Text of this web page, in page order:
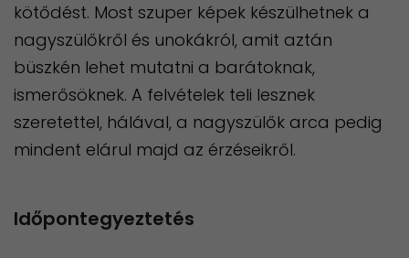
kötődést. Most szuper képek készülhetnek a
nagyszülőkről és unokákról, amit aztán
büszkén lehet mutatni a barátoknak,
ismerősöknek. A felvételek teli lesznek
szeretettel, hálával, a nagyszülők arca pedig
mindent elárul majd az érzéseikről.
Időpontegyeztetés